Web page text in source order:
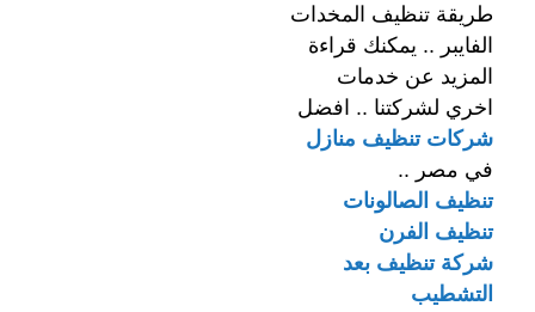
طريقة تنظيف المخدات
الفايبر .. يمكنك قراءة
المزيد عن خدمات
اخري لشركتنا .. افضل
شركات تنظيف منازل
في مصر ..
تنظيف الصالونات
تنظيف الفرن
شركة تنظيف بعد
التشطيب